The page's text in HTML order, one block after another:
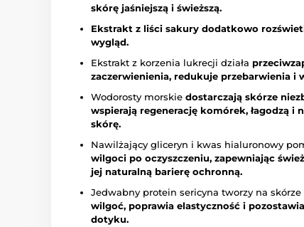
skórę jaśniejszą i świeższą.
Ekstrakt z liści sakury dodatkowo
wygląd.
Ekstrakt z korzenia lukrecji działa
zaczerwienienia, redukuje przebarwienia
Wodorosty morskie dostarczają skórze
wspierają regenerację komórek, łagodzą
skórę.
Nawilżający gliceryn i kwas hialuronowy
wilgoci po oczyszczeniu, zapewniając
jej naturalną barierę ochronną.
Jedwabny protein sericyna tworzy na skórze
wilgoć, poprawia elastyczność i
dotyku.